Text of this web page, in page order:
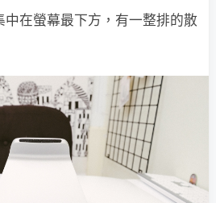
在螢幕最下方，有一整排的散